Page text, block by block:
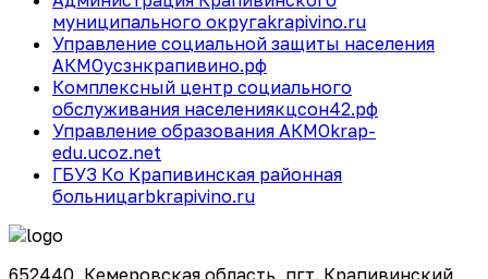
муниципального округаkrapivino.ru
Управление социальной защиты населения
АКМОусзнкрапивино.рф
Комплексный центр социального
обслуживания населениякцсон42.рф
Управление образования АКМОkrap-
edu.ucoz.net
ГБУЗ Ко Крапивинская районная
больницаrbkrapivino.ru